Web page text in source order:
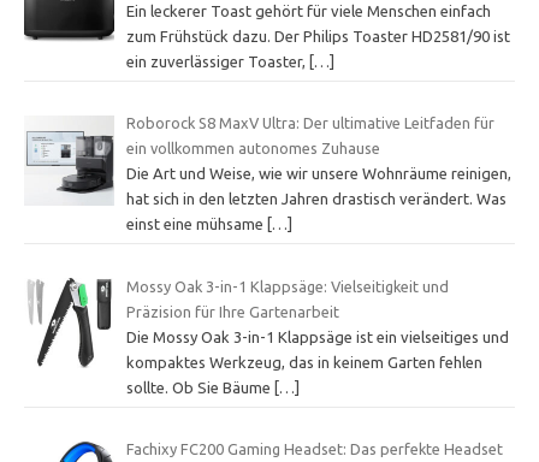
Ein leckerer Toast gehört für viele Menschen einfach
zum Frühstück dazu. Der Philips Toaster HD2581/90 ist
ein zuverlässiger Toaster, […]
Roborock S8 MaxV Ultra: Der ultimative Leitfaden für
ein vollkommen autonomes Zuhause
Die Art und Weise, wie wir unsere Wohnräume reinigen,
hat sich in den letzten Jahren drastisch verändert. Was
einst eine mühsame
[…]
Mossy Oak 3-in-1 Klappsäge: Vielseitigkeit und
Präzision für Ihre Gartenarbeit
Die Mossy Oak 3-in-1 Klappsäge ist ein vielseitiges und
kompaktes Werkzeug, das in keinem Garten fehlen
sollte. Ob Sie Bäume […]
Fachixy FC200 Gaming Headset: Das perfekte Headset